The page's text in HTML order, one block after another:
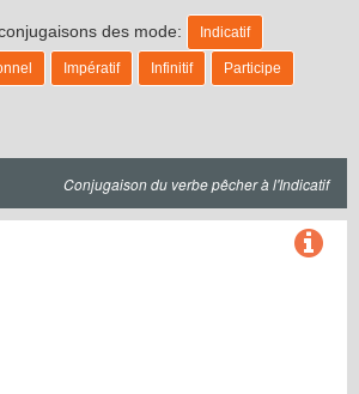
des mode:
Indicatif
Impératif Infinitif Participe
Conjugaison du verbe pêcher à l'Indicatif